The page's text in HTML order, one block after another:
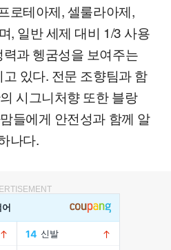
로테아제, 셀룰라아제,
, 일반 세제 대비 1/3 사용
과 헹굼성을 보여주는
있다. 전문 조향팀과 함
시그니처향 또한 블랑
들에게 안전성과 함께 알
나다.